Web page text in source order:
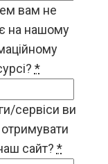
вам не
на нашому
*
сервіси ви
отримувати
сайт? *